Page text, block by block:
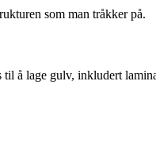
som man tråkker på.
å lage gulv, inkludert